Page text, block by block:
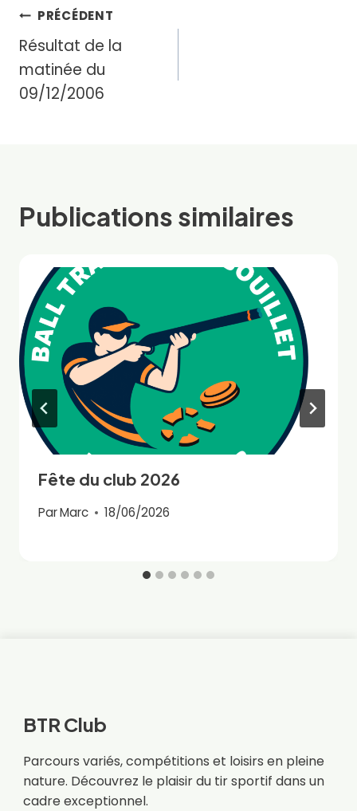
Navigation
de
l’article
PRÉCÉDENT
Résultat de la
matinée du
09/12/2006
Publications similaires
Fête du club 2026
ParMarc 18/06/2026
BTR Club
Parcours variés, compétitions et loisirs en pleine
nature. Découvrez le plaisir du tir sportif dans un
cadre exceptionnel.